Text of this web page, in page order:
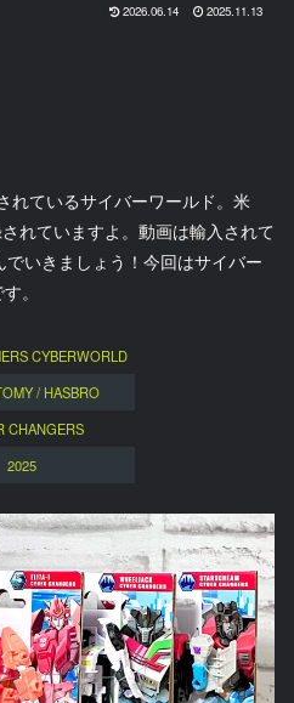
2026.06.14 2025.11.13
れているサイバーワールド。米
れていますよ。動画は輸入されて
いきましょう！今回はサイバー
。
CYBERWORLD
/ HASBRO
CHANGERS
2025